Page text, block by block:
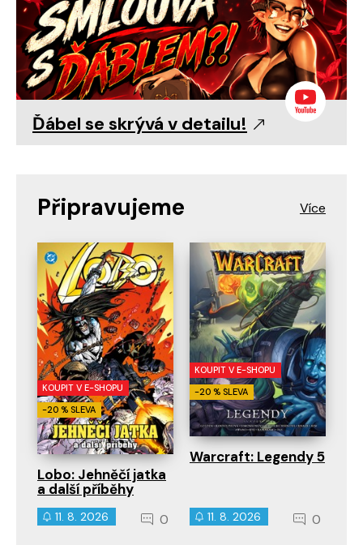
Ďábel se skrývá v detailu!
Připravujeme
KOUPIT V E-SHOPU
-20 % SLEVA
Lobo: Jehněčí jatka
a další příběhy
11. 8. 2026 0
KOUPIT V E-SHOPU
-20 % SLEVA
Warcraft: Legendy 5
11. 8. 2026 0